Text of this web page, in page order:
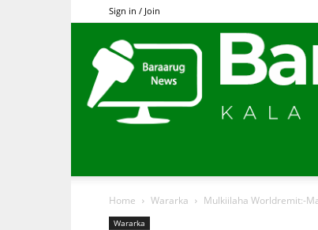
Sign in / Join
Home Wararka Mulkiilaha Worldremit:-
Wararka